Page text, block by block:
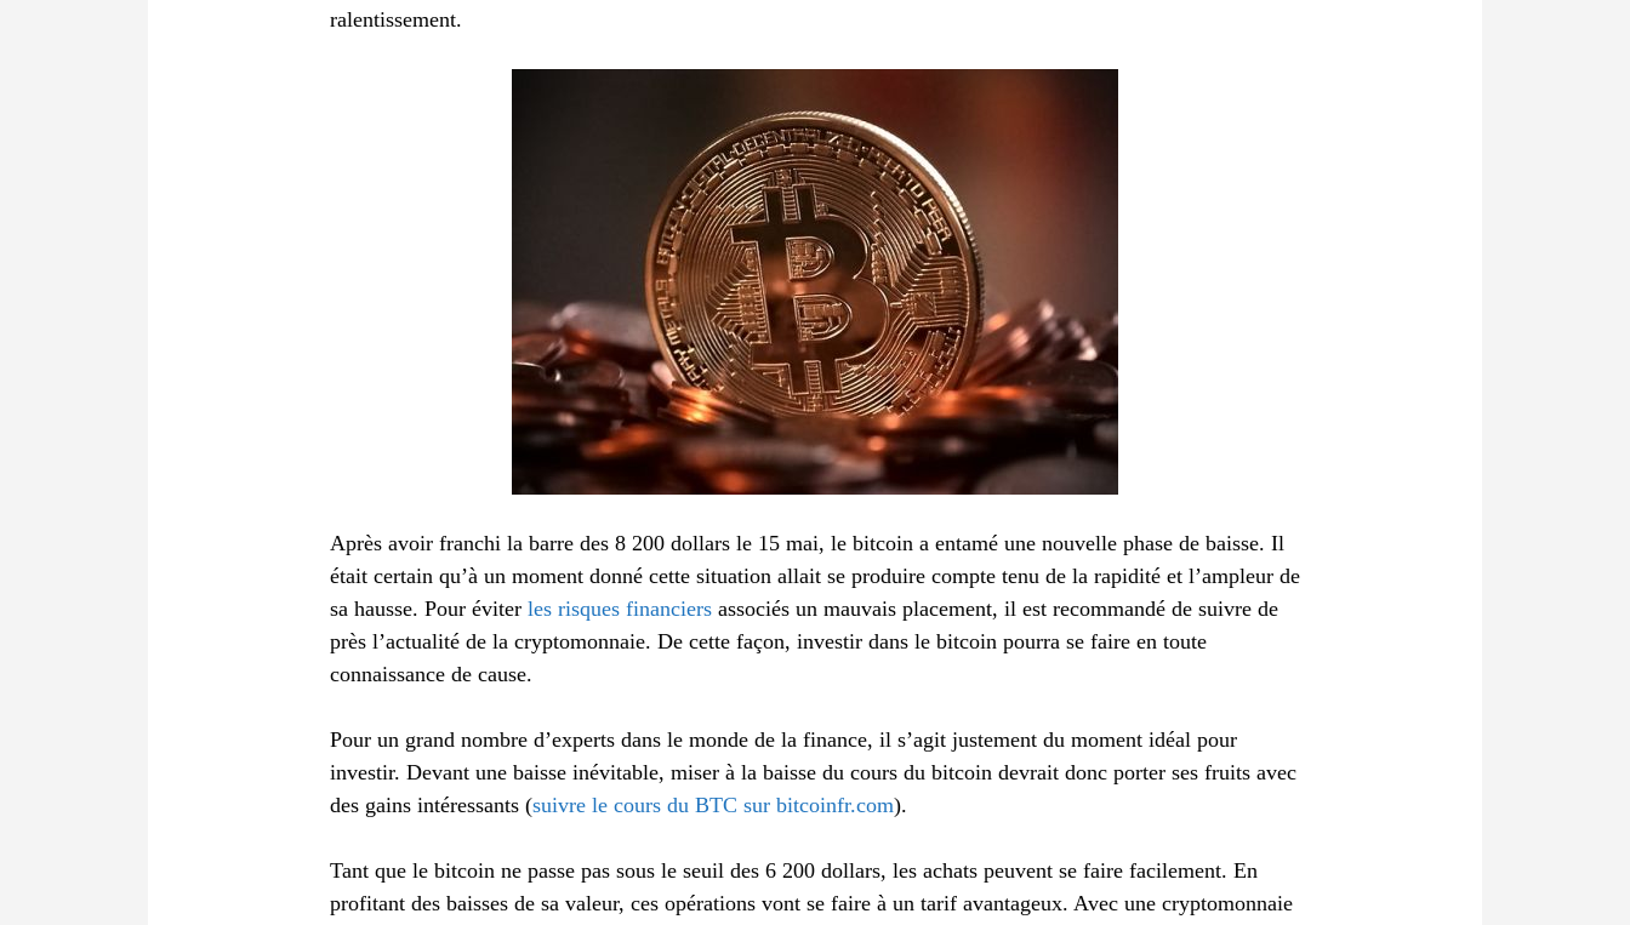
ralentissement.
Après avoir franchi la barre des 8 200 dollars le 15 mai, le bitcoin a entamé une nouvelle phase de baisse. Il
était certain qu’à un moment donné cette situation allait se produire compte tenu de la rapidité et l’ampleur de
sa hausse. Pour éviter les risques financiers associés un mauvais placement, il est recommandé de suivre de
près l’actualité de la cryptomonnaie. De cette façon, investir dans le bitcoin pourra se faire en toute
connaissance de cause.
Pour un grand nombre d’experts dans le monde de la finance, il s’agit justement du moment idéal pour
investir. Devant une baisse inévitable, miser à la baisse du cours du bitcoin devrait donc porter ses fruits avec
des gains intéressants (suivre le cours du BTC sur bitcoinfr.com).
Tant que le bitcoin ne passe pas sous le seuil des 6 200 dollars, les achats peuvent se faire facilement. En
profitant des baisses de sa valeur, ces opérations vont se faire à un tarif avantageux. Avec une cryptomonnaie